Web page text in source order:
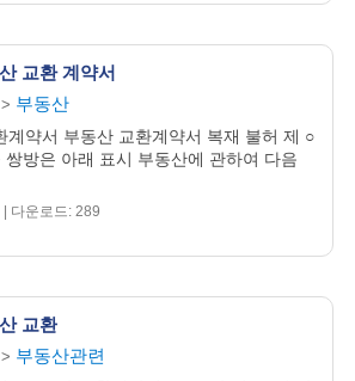
교환 계약서
> 부동산
계약서 부동산 교환계약서 복재 불허 제 ○
쌍방은 아래 표시 부동산에 관하여 다음
다운로드: 289
교환
> 부동산관련